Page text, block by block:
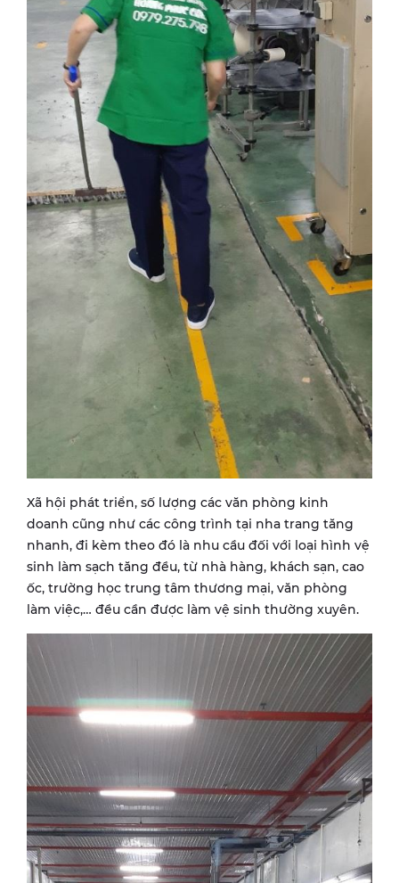
Xã hội phát triển, số lượng các văn phòng kinh
doanh cũng như các công trình tại nha trang tăng
nhanh, đi kèm theo đó là nhu cầu đối với loại hình vệ
sinh làm sạch tăng đều, từ nhà hàng, khách sạn, cao
ốc, trường học trung tâm thương mại, văn phòng
làm việc,… đều cần được làm vệ sinh thường xuyên.